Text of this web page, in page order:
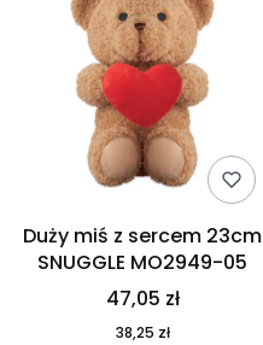
Duży miś z sercem 23cm
SNUGGLE MO2949-05
47,05 zł
38,25 zł